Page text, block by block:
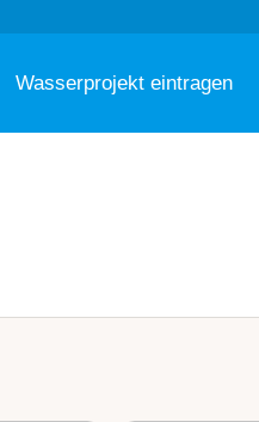
Wasserprojekt eintragen